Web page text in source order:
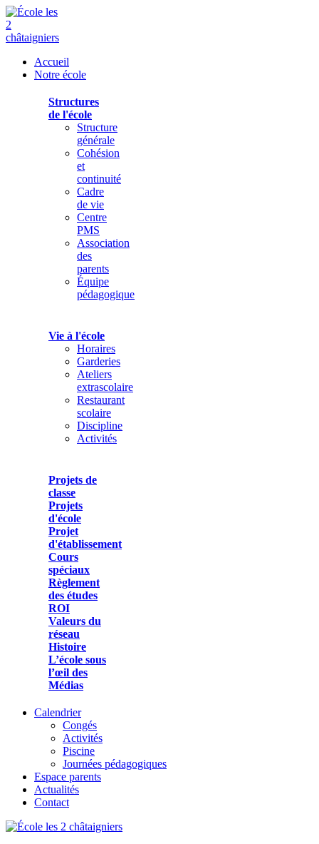
Accueil
Notre école
Structures
de l'école
Structure
générale
Cohésion
et
continuité
Cadre
de vie
Centre
PMS
Association
des
parents
Équipe
pédagogique
Vie à l'école
Horaires
Garderies
Ateliers
extrascolaire
Restaurant
scolaire
Discipline
Activités
Projets de
classe
Projets
d'école
Projet
d'établissement
Cours
spéciaux
Règlement
des études
ROI
Valeurs du
réseau
Histoire
L’école sous
l’œil des
Médias
Calendrier
Congés
Activités
Piscine
Journées pédagogiques
Espace parents
Actualités
Contact